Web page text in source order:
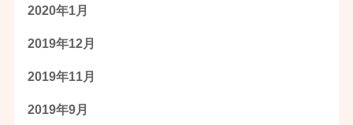
2020年1月
2019年12月
2019年11月
2019年9月